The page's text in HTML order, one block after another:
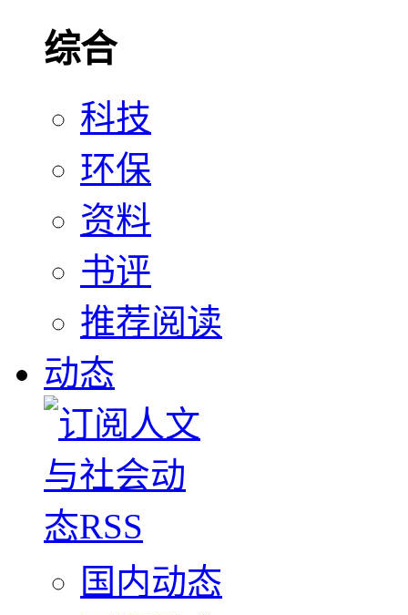
综合
科技
环保
资料
书评
推荐阅读
动态
国内动态